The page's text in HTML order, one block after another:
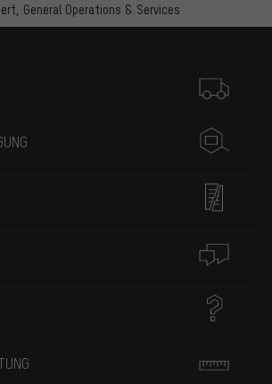
General Operations & Services